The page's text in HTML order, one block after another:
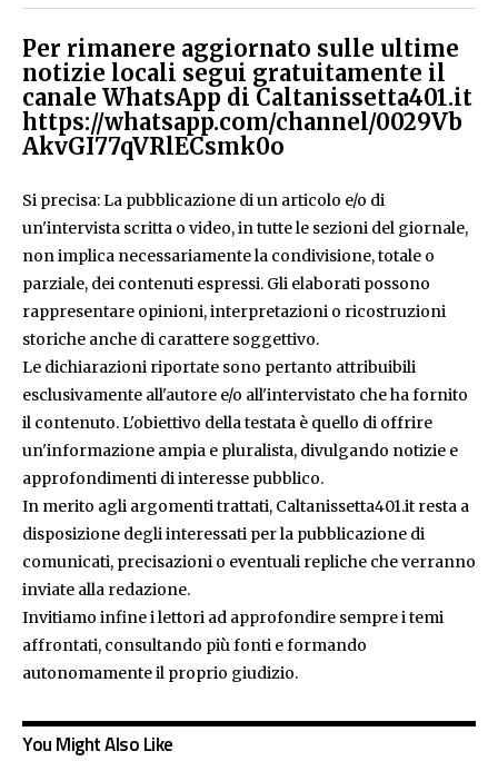
Per rimanere aggiornato sulle ultime
notizie locali segui gratuitamente il
canale WhatsApp di Caltanissetta401.it
https://whatsapp.com/channel/0029Vb
AkvGI77qVRlECsmk0o
Si precisa: La pubblicazione di un articolo e/o di
un'intervista scritta o video, in tutte le sezioni del giornale,
non implica necessariamente la condivisione, totale o
parziale, dei contenuti espressi. Gli elaborati possono
rappresentare opinioni, interpretazioni o ricostruzioni
storiche anche di carattere soggettivo.
Le dichiarazioni riportate sono pertanto attribuibili
esclusivamente all'autore e/o all'intervistato che ha fornito
il contenuto. L'obiettivo della testata è quello di offrire
un'informazione ampia e pluralista, divulgando notizie e
approfondimenti di interesse pubblico.
In merito agli argomenti trattati, Caltanissetta401.it resta a
disposizione degli interessati per la pubblicazione di
comunicati, precisazioni o eventuali repliche che verranno
inviate alla redazione.
Invitiamo infine i lettori ad approfondire sempre i temi
affrontati, consultando più fonti e formando
autonomamente il proprio giudizio.
You Might Also Like